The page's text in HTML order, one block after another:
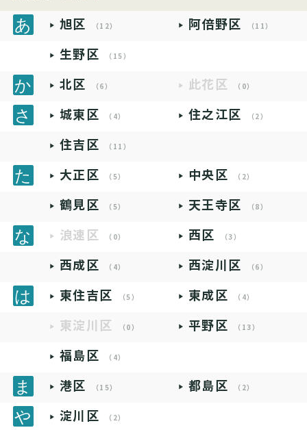
旭区 （12） 阿倍野区 （11）
生野区 （15）
北区 （6） 此花区 （0）
城東区 （4） 住之江区 （2）
住吉区 （11）
大正区 （5） 中央区 （2）
鶴見区 （5） 天王寺区 （8）
浪速区 （0） 西区 （3）
西成区 （4） 西淀川区 （6）
東住吉区 （5） 東成区 （4）
東淀川区 （0） 平野区 （13）
福島区 （4）
港区 （15） 都島区 （2）
淀川区 （2）